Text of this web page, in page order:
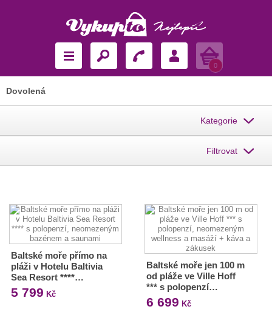
Košík
0
Dovolená
Kategorie
Filtrovat
Baltské moře přímo na
pláži v Hotelu Baltivia
Sea Resort ****…
5 799 Kč
Baltské moře jen 100 m
od pláže ve Ville Hoff
*** s polopenzí…
6 699 Kč